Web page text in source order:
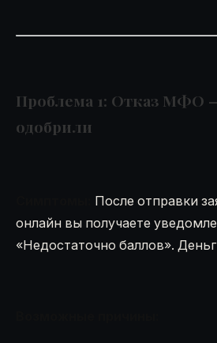
Проблема 1: Отказ МФО
одобрили
После отправки
онлайн вы получаете
«Недостаточно баллов».